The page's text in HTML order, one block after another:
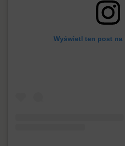
Wyświetl ten post na